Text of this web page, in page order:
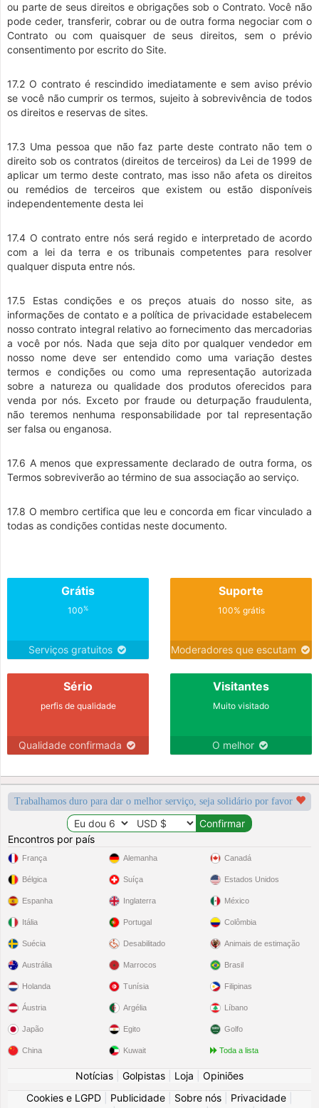
ou parte de seus direitos e obrigações sob o Contrato. Você não
pode ceder, transferir, cobrar ou de outra forma negociar com o
Contrato ou com quaisquer de seus direitos, sem o prévio
consentimento por escrito do Site.
17.2 O contrato é rescindido imediatamente e sem aviso prévio
se você não cumprir os termos, sujeito à sobrevivência de todos
os direitos e reservas de sites.
17.3 Uma pessoa que não faz parte deste contrato não tem o
direito sob os contratos (direitos de terceiros) da Lei de 1999 de
aplicar um termo deste contrato, mas isso não afeta os direitos
ou remédios de terceiros que existem ou estão disponíveis
independentemente desta lei
17.4 O contrato entre nós será regido e interpretado de acordo
com a lei da terra e os tribunais competentes para resolver
qualquer disputa entre nós.
17.5 Estas condições e os preços atuais do nosso site, as
informações de contato e a política de privacidade estabelecem
nosso contrato integral relativo ao fornecimento das mercadorias
a você por nós. Nada que seja dito por qualquer vendedor em
nosso nome deve ser entendido como uma variação destes
termos e condições ou como uma representação autorizada
sobre a natureza ou qualidade dos produtos oferecidos para
venda por nós. Exceto por fraude ou deturpação fraudulenta,
não teremos nenhuma responsabilidade por tal representação
ser falsa ou enganosa.
17.6 A menos que expressamente declarado de outra forma, os
Termos sobreviverão ao término de sua associação ao serviço.
17.8 O membro certifica que leu e concorda em ficar vinculado a
todas as condições contidas neste documento.
Grátis
100%
Serviços gratuitos
Suporte
100% grátis
Moderadores que escutam
Sério
perfis de qualidade
Qualidade confirmada
Visitantes
Muito visitado
O melhor
Trabalhamos duro para dar o melhor serviço, seja solidário por favor
Encontros por país
França
Bélgica
Espanha
Itália
Suécia
Alemanha
Suíça
Inglaterra
Portugal
Desabilitado
Canadá
Estados Unidos
México
Colômbia
Animais de estimação
Austrália
Holanda
Áustria
Japão
China
Marrocos
Tunísia
Argélia
Egito
Kuwait
Brasil
Filipinas
Líbano
Golfo
Toda a lista
Notícias Golpistas Loja
Opiniões
Cookies e LGPD
Publicidade Sobre nós Privacidade